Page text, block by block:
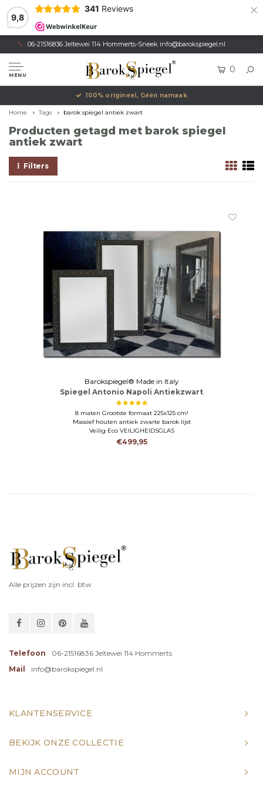
9,8
341 Reviews ×
06-21516836 Jeltewei 114 Hommerts-Sneek info@barokspiegel.nl
MENU
0
100% origineel, Géén namaak
Home Tags barok spiegel antiek zwart
Producten getagd met barok spiegel
antiek zwart
Filters
Barokspiegel® Made in Italy
Spiegel Antonio Napoli Antiekzwart
8 maten Grootste formaat 225x125 cm!
Massief houten antiek zwarte barok lijst
Veilig Eco VEILIGHEIDSGLAS
€499,95
Alle prijzen zijn incl. btw
Telefoon
06-21516836 Jeltewei 114 Hommerts
Mail
info@barokspiegel.nl
KLANTENSERVICE
BEKIJK ONZE COLLECTIE
MIJN ACCOUNT